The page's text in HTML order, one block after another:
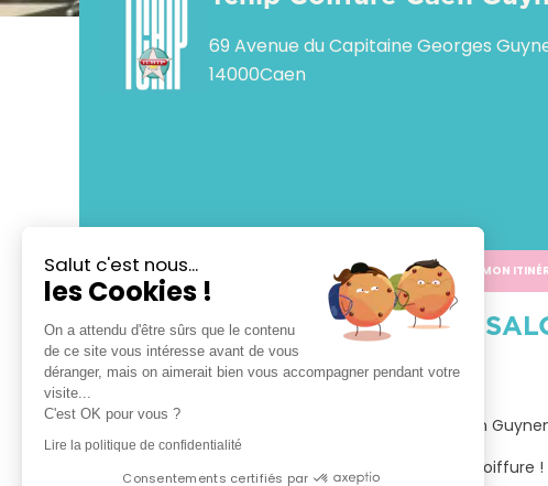
69 Avenue du Capitaine Georges
14000Caen
CALCULER MON
VOTRE
TCHIP Coiffure Caen Guynemer
Bienvenue dans votre salon TCHIP Coiffure Caen
Tchip vous propose le plaisir d’un vrai bon plan coiffure !
Salut c'est nous...
les Cookies !
On a attendu d'être sûrs que le contenu
de ce site vous intéresse avant de vous
déranger, mais on aimerait bien vous accompagner pendant votre
visite...
C'est OK pour vous ?
Lire la politique de confidentialité
Consentements certifiés par